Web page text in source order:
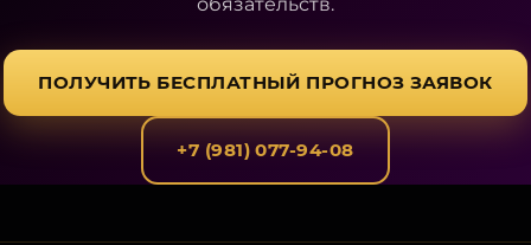
ПОЛУЧИТЬ БЕСПЛАТНЫЙ ПРОГНОЗ ЗАЯВОК
+7 (981) 077-94-08